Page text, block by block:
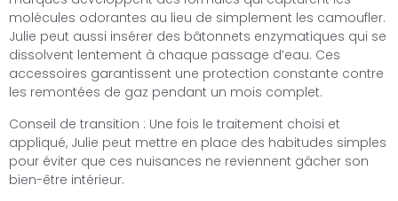
molécules odorantes au lieu de simplement les camoufler.
Julie peut aussi insérer des bâtonnets enzymatiques qui se
dissolvent lentement à chaque passage d’eau. Ces
accessoires garantissent une protection constante contre
les remontées de gaz pendant un mois complet.
Conseil de transition : Une fois le traitement choisi et
appliqué, Julie peut mettre en place des habitudes simples
pour éviter que ces nuisances ne reviennent gâcher son
bien-être intérieur.